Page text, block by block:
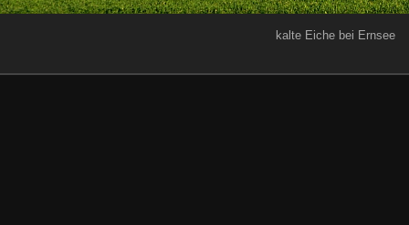
kalte Eiche bei Ernsee